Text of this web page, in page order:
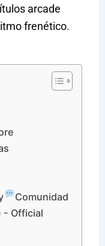
arcade
frenético.
Comunidad
- Official